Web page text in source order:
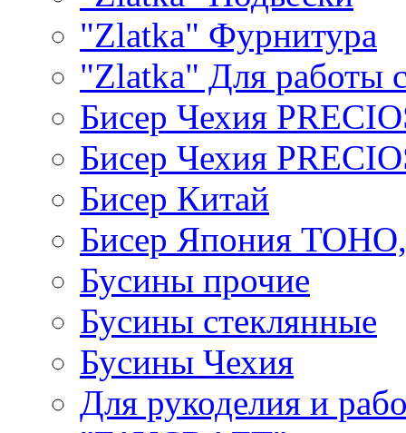
"Zlatka" Фурнитура
"Zlatka" Для работы
Бисер Чехия
Бисер Чехия
Бисер Китай
Бисер Япония
Бусины прочие
Бусины стеклянные
Бусины Чехия
Для рукоделия и